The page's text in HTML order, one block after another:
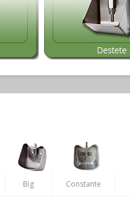
Big Constante